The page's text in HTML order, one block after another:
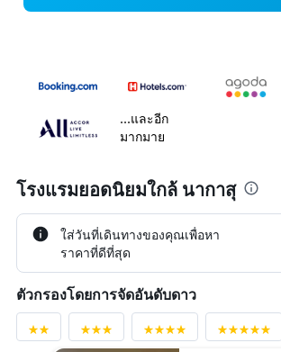
...และอีก
มากมาย
โรงแรมยอดนิยมใกล้ นากาสุ
ใส่วันที่เดินทางของคุณเพื่อหา
ราคาที่ดีที่สุด
ตัวกรองโดยการจัดอันดับดาว